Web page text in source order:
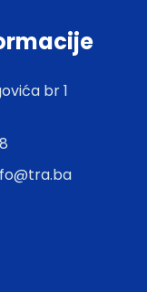
br 1